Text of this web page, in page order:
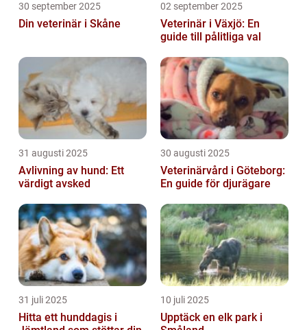
30 september 2025
Din veterinär i Skåne
02 september 2025
Veterinär i Växjö: En
guide till pålitliga val
31 augusti 2025
Avlivning av hund: Ett
värdigt avsked
30 augusti 2025
Veterinärvård i Göteborg:
En guide för djurägare
31 juli 2025
Hitta ett hunddagis i
10 juli 2025
Upptäck en elk park i